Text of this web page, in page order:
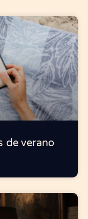
de verano